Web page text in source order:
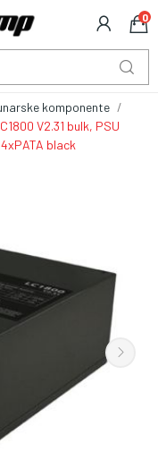
0
komponente
V2.31 bulk, PSU
black